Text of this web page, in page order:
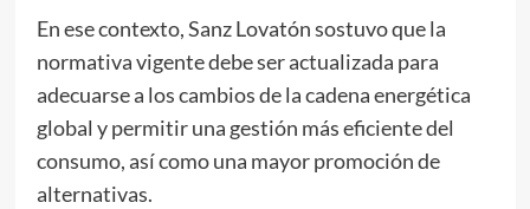
En ese contexto, Sanz Lovatón sostuvo que la
normativa vigente debe ser actualizada para
adecuarse a los cambios de la cadena energética
global y permitir una gestión más eficiente del
consumo, así como una mayor promoción de
alternativas.